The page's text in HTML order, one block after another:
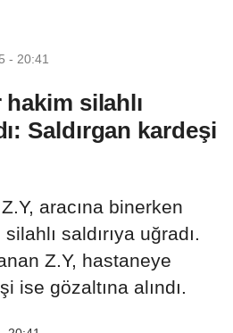
- 20:41
silahlı
Saldırgan kardeşi
aracına binerken
saldırıya uğradı.
Z.Y, hastaneye
ise gözaltına alındı.